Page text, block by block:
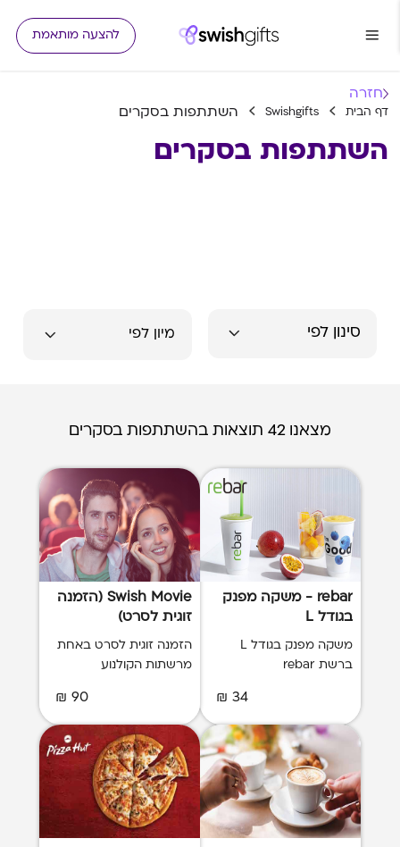
להצעה מותאמת
חזרה
דף הבית Swishgifts השתתפות בסקרים
השתתפות בסקרים
סינון לפי
מצאנו 42 תוצאות בהשתתפות בסקרים
rebar - משקה מפנק
בגודל L
משקה מפנק בגודל L
ברשת rebar
34 ₪
Swish Movie (הזמנה
זוגית לסרט)
הזמנה זוגית לסרט באחת
מרשתות הקולנוע
90 ₪